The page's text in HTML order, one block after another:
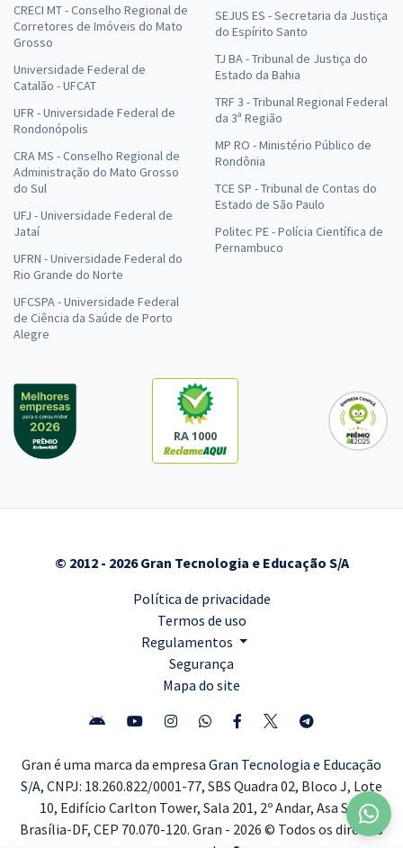
CRECI MT - Conselho Regional de
Corretores de Imóveis do Mato
Grosso
Universidade Federal de
Catalão - UFCAT
UFR - Universidade Federal de
Rondonópolis
CRA MS - Conselho Regional de
Administração do Mato Grosso
do Sul
UFJ - Universidade Federal de
Jataí
UFRN - Universidade Federal do
Rio Grande do Norte
UFCSPA - Universidade Federal
de Ciência da Saúde de Porto
Alegre
SEJUS ES - Secretaria da Justiça
do Espírito Santo
TJ BA - Tribunal de Justiça do
Estado da Bahia
TRF 3 - Tribunal Regional Federal
da 3ª Região
MP RO - Ministério Público de
Rondônia
TCE SP - Tribunal de Contas do
Estado de São Paulo
Politec PE - Polícia Científica de
Pernambuco
RA 1000
© 2012 - 2026 Gran Tecnologia e Educação S/A
Política de privacidade
Termos de uso
Regulamentos
Segurança
Mapa do site
Gran é uma marca da empresa Gran Tecnologia e Educação
S/A, CNPJ: 18.260.822/0001-77, SBS Quadra 02, Bloco J, Lote
10, Edifício Carlton Tower, Sala 201, 2º Andar, Asa Sul,
Brasília-DF, CEP 70.070-120. Gran - 2026 © Todos os direitos